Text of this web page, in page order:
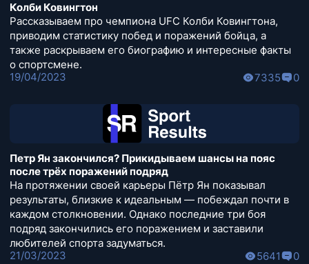
Колби Ковингтон
Рассказываем про чемпиона UFC Колби Ковингтона,
приводим статистику побед и поражений бойца, а
также раскрываем его биографию и интересные факты
о спортсмене.
19/04/2023
7335 0
Петр Ян закончился? Прикидываем шансы на пояс
после трёх поражений подряд
На протяжении своей карьеры Пётр Ян показывал
результаты, близкие к идеальным — побеждал почти в
каждом столкновении. Однако последние три боя
подряд закончились его поражением и заставили
любителей спорта задуматься.
21/03/2023
5641 0